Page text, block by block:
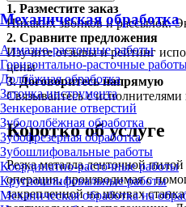
Механическая обработка
Алмазно-расточные работы
Горизонтально-расточные
Долбёжная обработка
Заточка инструмента
Зенкерование отверстий
Зубодолбёжная обработка
Зубофрезерная обработка
Зубошлифовальные работы
Координатно-расточные работы
Круглошлифовальные работы
Механическая обработка на
1. Разместите заказ
Никаких звонков и рассылок.
2. Сравните предложения
Изучите отзывы и рейтинг
цены
3.Договоритесь напрямую
Связывайтесь с исполнителями
Коротко об услуге
Резка металла ленточной пилой
операция, производимая с
закрепленной на шкивах